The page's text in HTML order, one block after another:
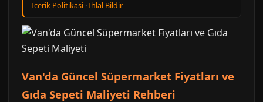
Icerik Politikasi ·Ihlal Bildir
Van'da Güncel Süpermarket Fiyatları ve
Gıda Sepeti Maliyeti Rehberi